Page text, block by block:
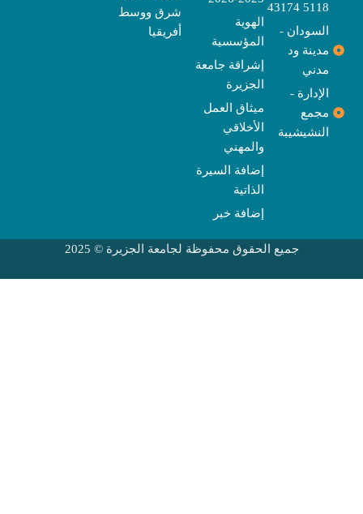
السودان -
مدينة ود
الإدارة -
مجمع
النشيشيبة
المؤسسية
إشراقة جامعة
الجزيرة
ميثاق العمل
الأخلاقي
والمهني
إضافة السيرة
إضافة خبر
شرق ووسط
جميع الحقوق محفوظة لجامعة الجزيرة © 2025